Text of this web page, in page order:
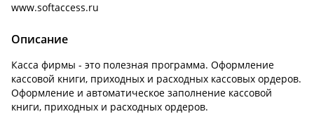
www.softaccess.ru
Описание
Касса фирмы - это полезная программа. Оформление
кассовой книги, приходных и расходных кассовых ордеров.
Оформление и автоматическое заполнение кассовой
книги, приходных и расходных ордеров.